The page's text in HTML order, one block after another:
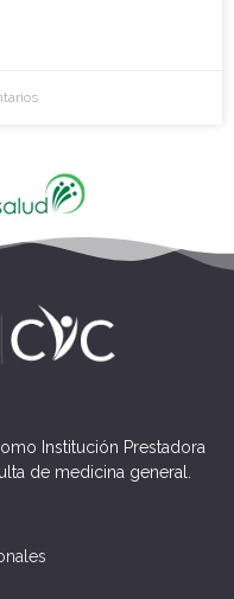
Institución Prestadora
de medicina general.